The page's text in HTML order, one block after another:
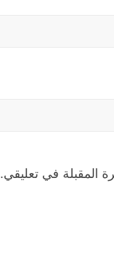
المقبلة في تعليقي.